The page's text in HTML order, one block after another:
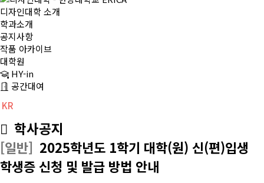
디자인대학 소개
학과소개
공지사항
작품 아카이브
대학원
HY-in
공간대여
KR
학사공지
[일반] 2025학년도 1학기 대학(원) 신(편)입생
학생증 신청 및 발급 방법 안내